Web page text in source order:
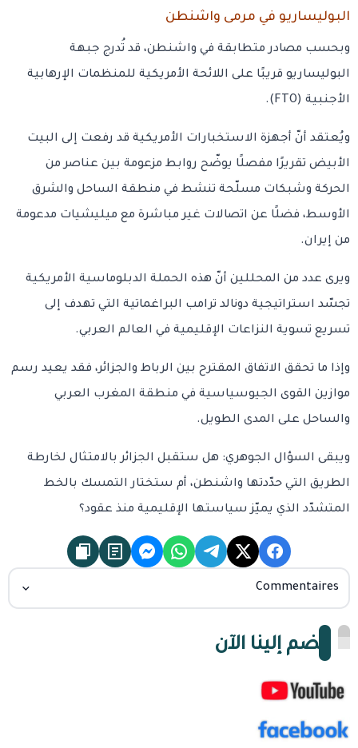
البوليساريو في مرمى واشنطن
وبحسب مصادر متطابقة في واشنطن، قد تُدرج جبهة
البوليساريو قريبًا على اللائحة الأمريكية للمنظمات الإرهابية
الأجنبية (FTO).
ويُعتقد أنّ أجهزة الاستخبارات الأمريكية قد رفعت إلى البيت
الأبيض تقريرًا مفصلًا يوضّح روابط مزعومة بين عناصر من
الحركة وشبكات مسلّحة تنشط في منطقة الساحل والشرق
الأوسط، فضلًا عن اتصالات غير مباشرة مع ميليشيات مدعومة
من إيران.
ويرى عدد من المحللين أنّ هذه الحملة الدبلوماسية الأمريكية
تجسّد استراتيجية دونالد ترامب البراغماتية التي تهدف إلى
تسريع تسوية النزاعات الإقليمية في العالم العربي.
وإذا ما تحقق الاتفاق المقترح بين الرباط والجزائر، فقد يعيد رسم
موازين القوى الجيوسياسية في منطقة المغرب العربي
والساحل على المدى الطويل.
ويبقى السؤال الجوهري: هل ستقبل الجزائر بالامتثال لخارطة
الطريق التي حدّدتها واشنطن، أم ستختار التمسك بالخط
المتشدّد الذي يميّز سياستها الإقليمية منذ عقود؟
Commentaires
انضم إلينا الآن